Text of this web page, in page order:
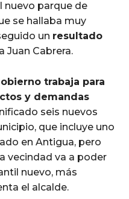
nuevo parque de
se hallaba muy
un resultado
Juan Cabrera.
trabaja para
y demandas
seis nuevos
que incluye uno
en Antigua, pero
vecindad va a poder
nuevo, más
el alcalde.